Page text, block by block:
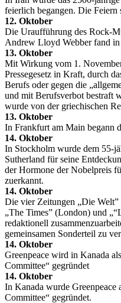
feierlich begangen. Die
12. Oktober
Die Uraufführung des Rock-
Andrew Lloyd Webber fand
13. Oktober
Mit Wirkung vom 1.
Pressegesetz in Kraft, durch
Berufs oder gegen die
und mit Berufsverbot bestraft
wurde von der griechischen
13. Oktober
In Frankfurt am Main begann
14. Oktober
In Stockholm wurde dem 55-
Sutherland für seine
der Hormone der Nobelpreis
zuerkannt.
14. Oktober
Die vier Zeitungen „Die
„The Times” (London) und
redaktionell
gemeinsamen Sonderteil zu
14. Oktober
Greenpeace wird in Kanada
Committee“ gegründet
14. Oktober
In Kanada wurde Greenpeace
Committee“ gegründet.